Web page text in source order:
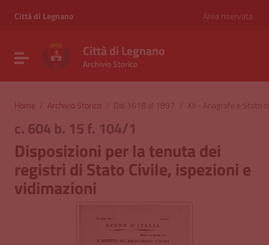
Vai al menu di navigazione
Città di Legnano Area riservata
Attiva / disattiva la navigazione
Città di Legnano
Archivio Storico
Home / Archivio Storico / Dal 1618 al 1897 / XII - Anagrafe e Stato
c. 604 b. 15 f. 104/1
Disposizioni per la tenuta dei
registri di Stato Civile, ispezioni e
vidimazioni